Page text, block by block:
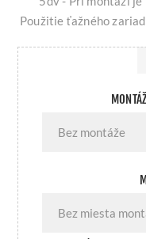
Použitie ťažného